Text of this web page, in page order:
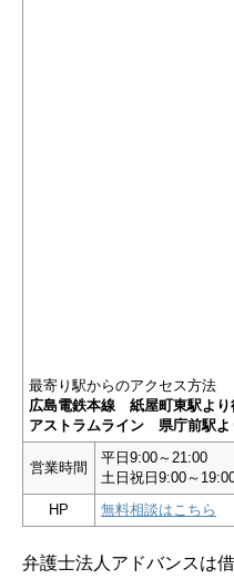
最寄り駅からのアクセス方法
広島電鉄本線 紙屋町東駅より
アストラムライン 県庁前駅よ
営業時間
平日9:00～21:00
土日祝日9:00～
HP
無料相談はこちら
弁護士法人アドバンスは